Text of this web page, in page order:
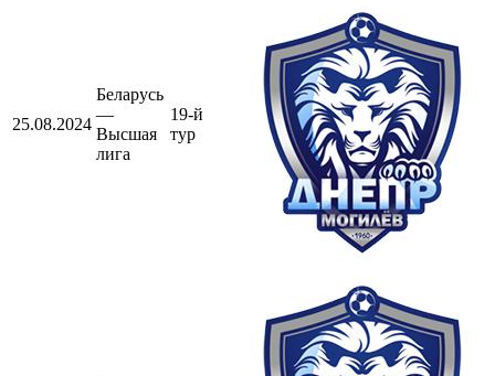
25.08.2024
Беларусь
—
Высшая
лига
19-й
тур